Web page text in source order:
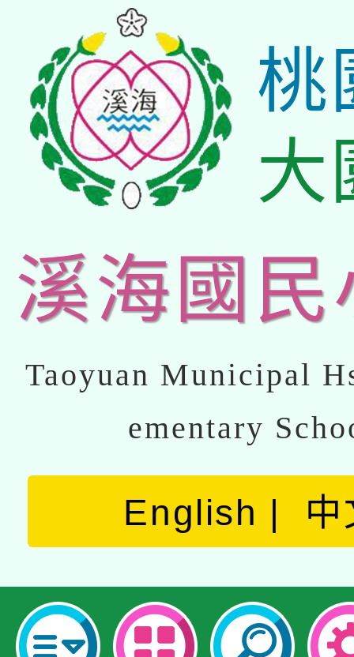
桃
大
溪海國民
Taoyuan Municipal
ementary
English 中